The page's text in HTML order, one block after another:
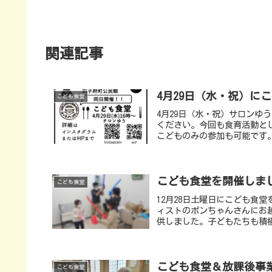
関連記事
こども食堂 4月29日（水・祝）に
4月29日（水・祝）サロンゆ
ください。今回も食育活動
こどものみの参加も可能で
こども食堂 こども食堂を開催しま
12月28日土曜日にこども食
ィストのポンちゃんさんにお
供しました。子どもたちも
こども食堂 こども食堂＆放課後事